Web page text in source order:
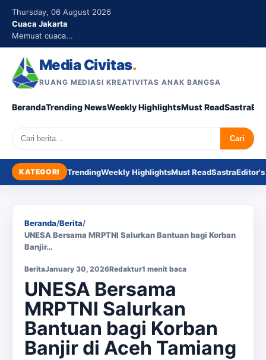
Thursday, 06 August 2026
Cuaca Jakarta
Memuat cuaca...
Media Civitas.
RUANG MEDIASI KREATIVITAS ANAK BANGSA
BerandaTrending NewsWeekly HighlightsMust ReadSastra
Search Cari
KATEGORI TrendingWeekly HighlightsMust ReadSastra
Beranda/Berita/
UNESA Bersama MRPTNI Salurkan Bantuan bagi Korban
Banjir…
BeritaJanuary 30, 2026Redaktur1 menit baca
UNESA Bersama
MRPTNI Salurkan
Bantuan bagi Korban
Banjir di Aceh Tamiang